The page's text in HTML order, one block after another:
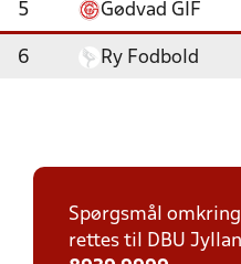
5 Gødvad GIF
6 Ry Fodbold
Spørgsmål
rettes til DBU